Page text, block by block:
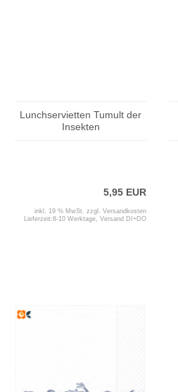
Lunchservietten Tumult der
Insekten
5,95 EUR
inkl. 19 % MwSt. zzgl. Versandkosten
Lieferzeit:8-10 Werktage, Versand DI+DO